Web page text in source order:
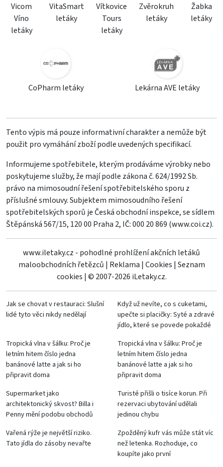
Vicom
Víno
letáky
VitaSmart
letáky
Vítkovice
Tours
letáky
Zvěrokruh
letáky
Žabka
letáky
CoPharm letáky Lekárna AVE letáky
Tento výpis má pouze informativní charakter a nemůže být
použit pro vymáhání zboží podle uvedených specifikací.
Informujeme spotřebitele, kterým prodáváme výrobky nebo
poskytujeme služby, že mají podle zákona č. 624/1992 Sb.
právo na mimosoudní řešení spotřebitelského sporu z
příslušné smlouvy. Subjektem mimosoudního řešení
spotřebitelských sporů je Česká obchodní inspekce, se sídlem
Štěpánská 567/15, 120 00 Praha 2, IČ: 000 20 869 (www.coi.cz).
www.iletaky.cz - pohodlné prohlížení akčních letáků
maloobchodních řetězců | Reklama | Cookies | Seznam
cookies | © 2007-2026 iLetaky.cz.
Jak se chovat v restauraci: Slušní
lidé tyto věci nikdy nedělají
Když už nevíte, co s cuketami,
upečte si placičky: Syté a zdravé
jídlo, které se povede pokaždé
Tropická vlna v šálku: Proč je
letním hitem číslo jedna
banánové latte a jak si ho
připravit doma
Tropická vlna v šálku: Proč je
letním hitem číslo jedna
banánové latte a jak si ho
připravit doma
Supermarket jako
architektonický skvost? Billa i
Penny mění podobu obchodů
Turisté přišli o tisíce korun. Při
rezervaci ubytování udělali
jedinou chybu
Vařená rýže je největší riziko.
Tato jídla do zásoby nevařte
Zpožděný kufr vás může stát víc
než letenka. Rozhoduje, co
koupíte jako první